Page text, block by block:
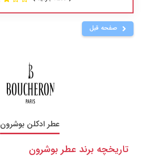
صفحه قبل
عطر ادکلن بوشرون
تاریخچه برند عطر بوشرون